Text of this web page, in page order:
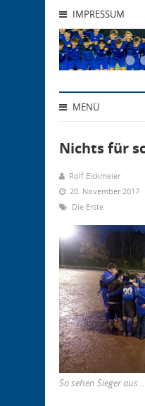
IMPRESSUM
MENÜ
Nichts für
Rolf Eickmeier
20. November 2017
Die Erste
So sehen Sieger aus